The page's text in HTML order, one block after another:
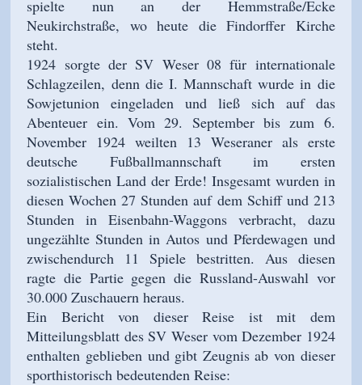
spielte nun an der Hemmstraße/Ecke
Neukirchstraße, wo heute die Findorffer Kirche
steht.
1924 sorgte der SV Weser 08 für internationale
Schlagzeilen, denn die I. Mannschaft wurde in die
Sowjetunion eingeladen und ließ sich auf das
Abenteuer ein. Vom 29. September bis zum 6.
November 1924 weilten 13 Weseraner als erste
deutsche Fußballmannschaft im ersten
sozialistischen Land der Erde! Insgesamt wurden in
diesen Wochen 27 Stunden auf dem Schiff und 213
Stunden in Eisenbahn-Waggons verbracht, dazu
ungezählte Stunden in Autos und Pferdewagen und
zwischendurch 11 Spiele bestritten. Aus diesen
ragte die Partie gegen die Russland-Auswahl vor
30.000 Zuschauern heraus.
Ein Bericht von dieser Reise ist mit dem
Mitteilungsblatt des SV Weser vom Dezember 1924
enthalten geblieben und gibt Zeugnis ab von dieser
sporthistorisch bedeutenden Reise: